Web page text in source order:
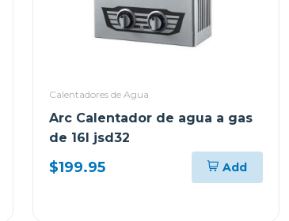
Calentadores de Agua
Arc Calentador de agua a gas
de 16l jsd32
$199.95 Add